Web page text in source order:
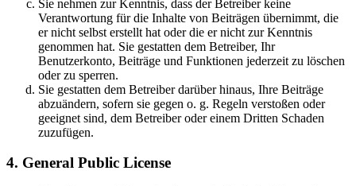
Sie nehmen zur Kenntnis, dass der Betreiber keine
Verantwortung für die Inhalte von Beiträgen übernimmt, die
er nicht selbst erstellt hat oder die er nicht zur Kenntnis
genommen hat. Sie gestatten dem Betreiber, Ihr
Benutzerkonto, Beiträge und Funktionen jederzeit zu löschen
oder zu sperren.
Sie gestatten dem Betreiber darüber hinaus, Ihre Beiträge
abzuändern, sofern sie gegen o. g. Regeln verstoßen oder
geeignet sind, dem Betreiber oder einem Dritten Schaden
zuzufügen.
4. General Public License